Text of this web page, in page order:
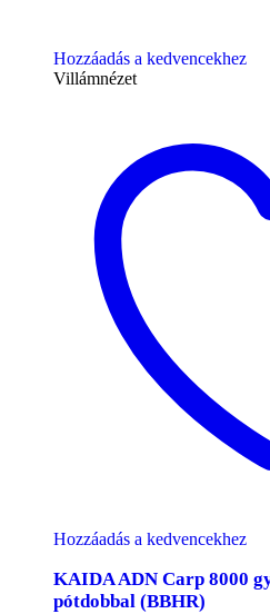
Hozzáadás a kedvencekhez
Villámnézet
Hozzáadás a kedvencekhez
KAIDA ADN Carp 8000
pótdobbal (BBHR)